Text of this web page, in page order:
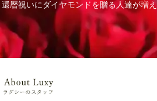
暦祝いにダイヤモンドを贈る人達が増え